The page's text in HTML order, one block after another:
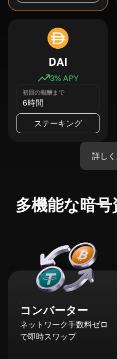
DAI
3% APY
初回の報酬まで
6時間
ステーキング
詳し
多機能な暗
コンバーター
ネットワーク手数料ゼロ
で即時スワップ